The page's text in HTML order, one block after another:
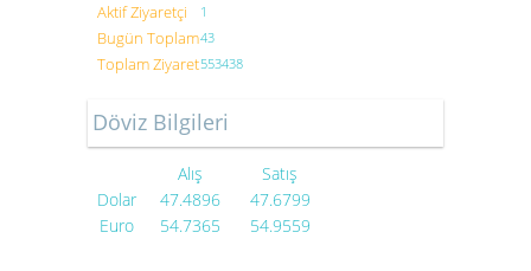
Aktif Ziyaretçi 1
Bugün Toplam43
Toplam Ziyaret553438
Döviz Bilgileri
Alış
Satış
Dolar
47.4896
47.6799
Euro
54.7365 54.9559